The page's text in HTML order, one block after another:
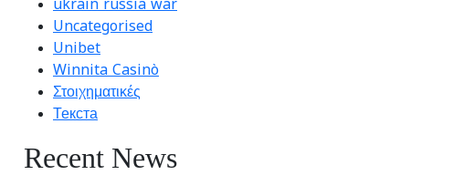
ukrain russia war
Uncategorised
Unibet
Winnita Casinò
Στοιχηματικές
Текста
Recent News